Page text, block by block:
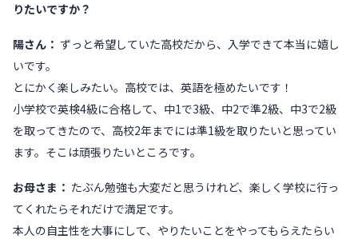
りたいですか？
陽さん： ずっと希望していた高校だから、入学できて本当に嬉し
いです。
とにかく楽しみたい。高校では、英語を極めたいです！
小学校で英検4級に合格して、中1で3級、中2で準2級、中3で2級
を取ってきたので、高校2年までには準1級を取りたいと思ってい
ます。そこは頑張りたいところです。
お母さま： たぶん勉強も大変だと思うけれど、楽しく学校に行っ
てくれたらそれだけで満足です。
本人の自主性を大事にして、やりたいことをやってもらえたらい